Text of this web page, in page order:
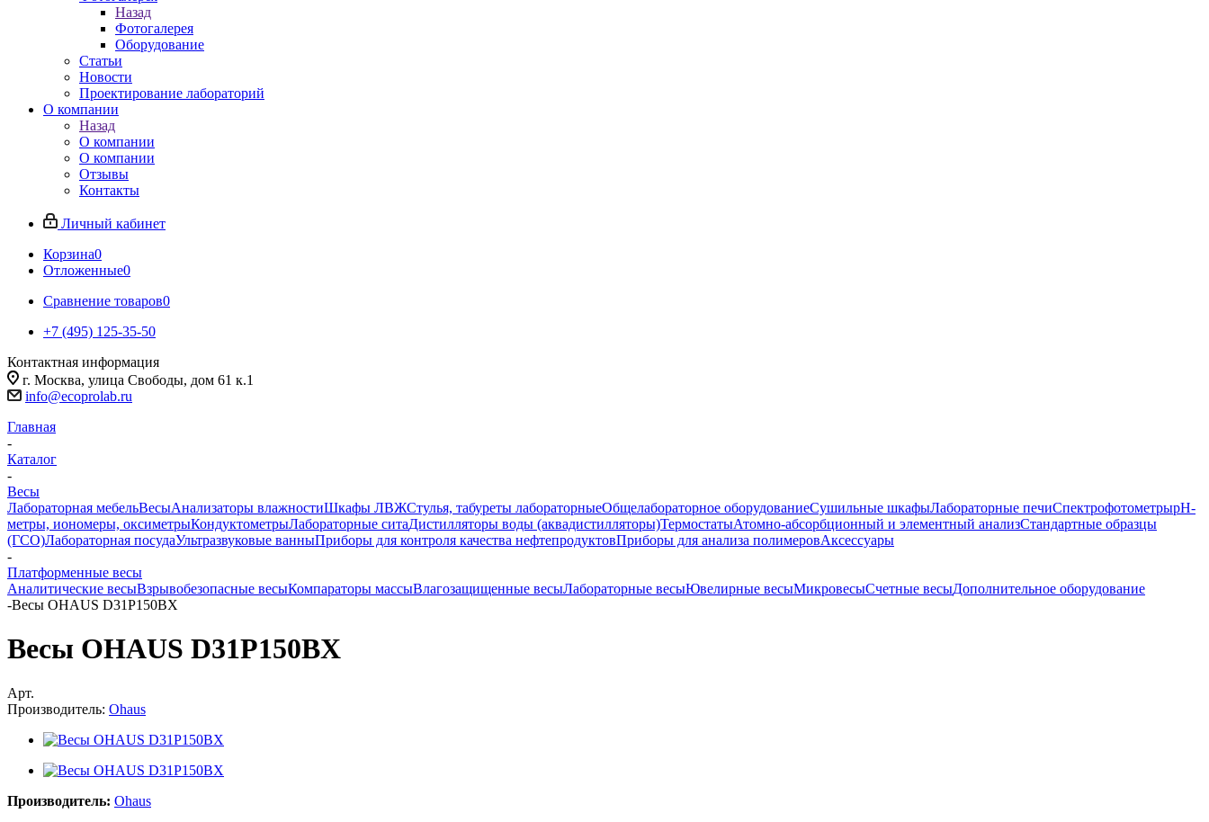
Назад
Фотогалерея
Оборудование
Статьи
Новости
Проектирование лабораторий
О компании
Назад
О компании
О компании
Отзывы
Контакты
Личный кабинет
Корзина0
Отложенные0
Сравнение товаров0
+7 (495) 125-35-50
Контактная информация
г. Москва, улица Свободы, дом 61 к.1
info@ecoprolab.ru
Главная
-
Каталог
-
Весы
Лабораторная мебельВесыАнализаторы влажностиШкафы ЛВЖСтулья, табуреты лабораторныеОбщелабораторное оборудованиеСушильные шкафыЛабораторные печиСпектрофотометрыpH-
метры, иономеры, оксиметрыКондуктометрыЛабораторные ситаДистилляторы воды (аквадистилляторы)ТермостатыАтомно-абсорбционный и элементный анализСтандартные образцы
(ГСО)Лабораторная посудаУльтразвуковые ванныПриборы для контроля качества нефтепродуктовПриборы для анализа полимеровАксессуары
-
Платформенные весы
Аналитические весыВзрывобезопасные весыКомпараторы массыВлагозащищенные весыЛабораторные весыЮвелирные весыМикровесыСчетные весыДополнительное оборудование
-Весы OHAUS D31P150BX
Весы OHAUS D31P150BX
Арт.
Производитель: Ohaus
Производитель: Ohaus